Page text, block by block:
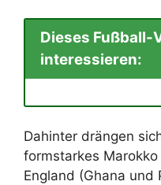
Dieses Fußball-
interessieren:
Dahinter drängen
formstarkes
England (Ghana und